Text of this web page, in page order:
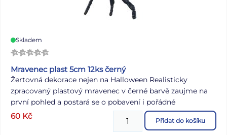
Skladem
Mravenec plast 5cm 12ks černý
Žertovná dekorace nejen na Halloween Realisticky
zpracovaný plastový mravenec v černé barvě zaujme na
první pohled a postará se o pobavení i pořádné
překvapení. Díky délce 5 cm je ideální jako dekorace na
Halloween, pro dětské hry nebo jako vtipná rekvizita na
60 Kč Přidat do košíku